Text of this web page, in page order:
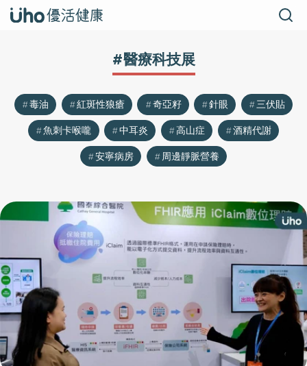
#醫療科技展
毒油 紅斑性狼瘡 奇亞籽 針眼
三伏貼
魚刺卡喉嚨
中耳炎 高山症
酒精代謝
安寧病房
周邊靜脈營養